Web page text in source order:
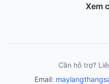
Xem
Cần hỗ trợ?
Email: